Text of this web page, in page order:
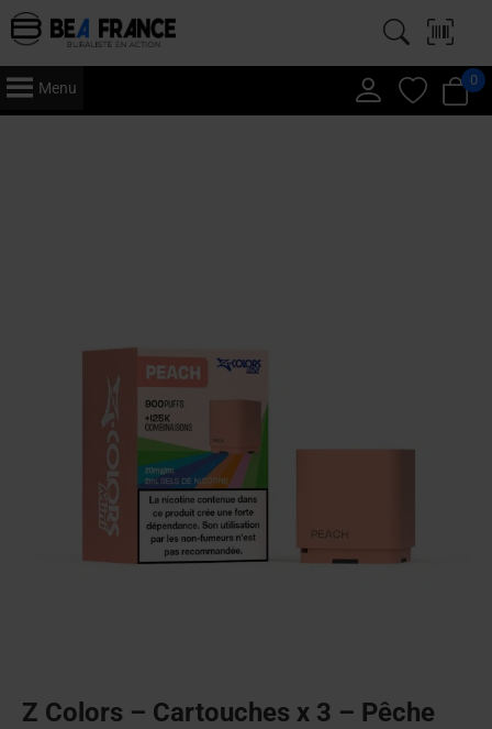
Menu 0
Z Colors – Cartouches x 3 – Pêche